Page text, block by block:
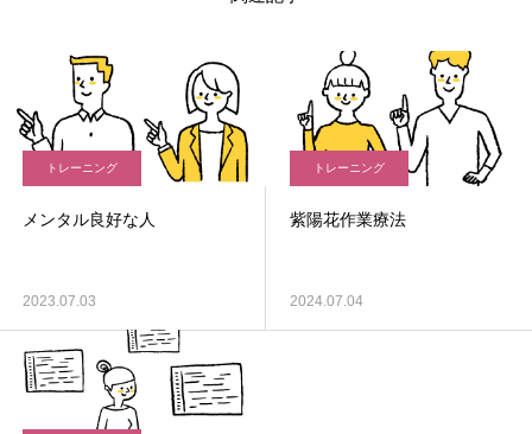
トレーニング
メンタル良好な人
2023.07.03
トレーニング
紫陽花作業療法
2024.07.04